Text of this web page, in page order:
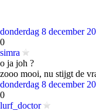
donderdag 8 december
0
simra
o ja joh ?
zooo mooi, nu stijgt de
donderdag 8 december
0
lurf_doctor